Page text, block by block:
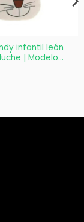
infantil león
| Modelo